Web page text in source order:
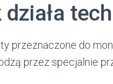
działa
przeznaczone do
przez specjalnie